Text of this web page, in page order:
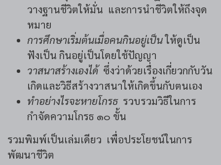
วางฐานชีวิตให้มั่น และการนำชีวิตให้ถึงจุด
หมาย
การศึกษาเริ่มต้นเมื่อคนกินอยู่เป็นให้ดูเป็น
ฟังเป็น กินอยู่เป็นโดยใช้ปัญญา
วาสนาสร้างเองได้ ซึ่งว่าด้วยเรื่องเกี่ยวกกับวัน
เกิดและวิธีสร้างวาสนาให้เกิดขึ้นกับตนเอง
ทำอย่างไรจะหายโกรธ รวบรวมวิธีในการ
กำจัดความโกรธ ๑๐ ขั้น
รวมพิมพ์เป็นเล่มเดียว เพื่อประโยชน์ในการ
พัฒนาชีวิต